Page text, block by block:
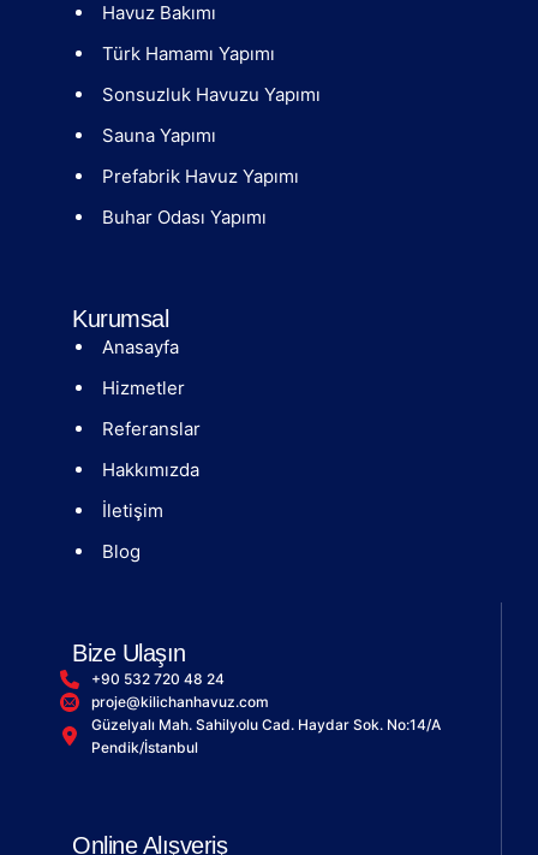
Havuz Bakımı
Türk Hamamı Yapımı
Sonsuzluk Havuzu Yapımı
Sauna Yapımı
Prefabrik Havuz Yapımı
Buhar Odası Yapımı
Kurumsal
Anasayfa
Hizmetler
Referanslar
Hakkımızda
İletişim
Blog
Bize Ulaşın
+90 532 720 48 24
proje@kilichanhavuz.com
Güzelyalı Mah. Sahilyolu Cad. Haydar Sok. No:14/A
Pendik/İstanbul
Online Alışveriş